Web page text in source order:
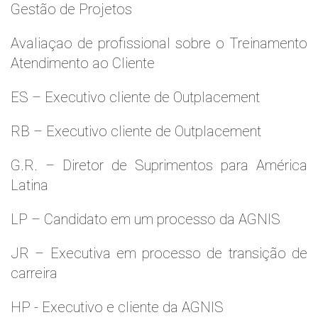
Gestão de Projetos
Avaliaçao de profissional sobre o Treinamento
Atendimento ao Cliente
ES – Executivo cliente de Outplacement
RB – Executivo cliente de Outplacement
G.R. – Diretor de Suprimentos para América
Latina
LP – Candidato em um processo da AGNIS
JR – Executiva em processo de transição de
carreira
HP - Executivo e cliente da AGNIS